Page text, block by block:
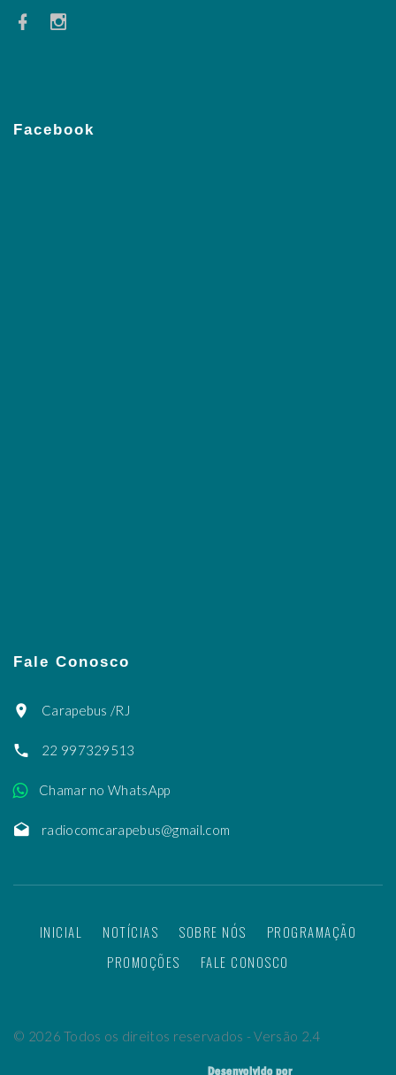
Facebook
Fale Conosco
Carapebus /RJ
22 997329513
Chamar no WhatsApp
radiocomcarapebus@gmail.com
INICIAL NOTÍCIAS SOBRE NÓS
PROGRAMAÇÃO
PROMOÇÕES
FALE CONOSCO
© 2026 Todos os direitos reservados - Versão 2.4